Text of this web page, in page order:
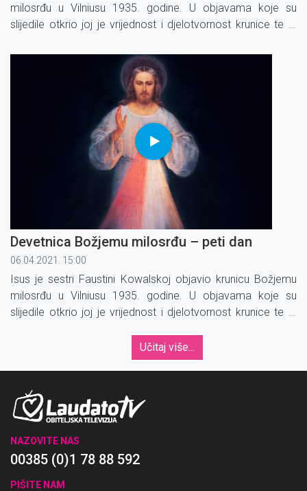
milosrđu u Vilniusu 1935. godine. U objavama koje su
slijedile otkrio joj je vrijednost i djelotvor­nost krunice te je
Devetnica Božjemu milosrđu – peti dan
06.04.2021. 15:00
Isus je sestri Faustini Kowalskoj objavio krunicu Božjemu
milosrđu u Vilniusu 1935. godine. U objavama koje su
slijedile otkrio joj je vrijednost i djelotvor­nost krunice te je
Učitaj više...
NAZOVITE NAS
00385 (0)1 78 88 592
PIŠITE NAM